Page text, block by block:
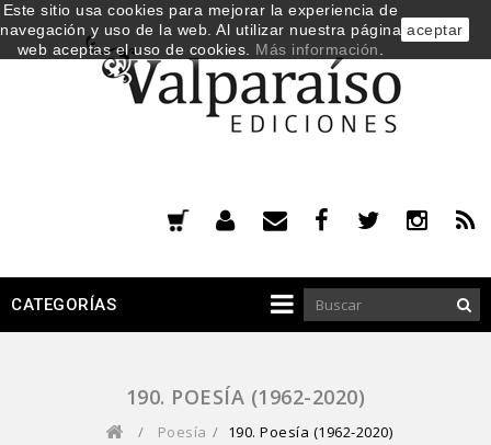
CATEGORÍAS
190. POESÍA (1962-2020)
/ Poesía / 190. Poesía (1962-2020)
Este sitio usa cookies para mejorar la experiencia de
navegación y uso de la web. Al utilizar nuestra página
web aceptas el uso de cookies. Más información
aceptar